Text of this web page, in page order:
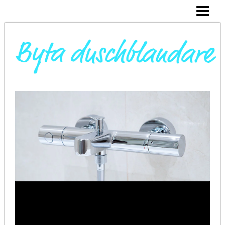
BYTA VARMVATTENBEREDARE
BYTA BLANDARE I HANDFAT